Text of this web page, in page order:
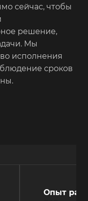
сейчас, чтобы
решение,
Мы
исполнения
сроков
Опыт